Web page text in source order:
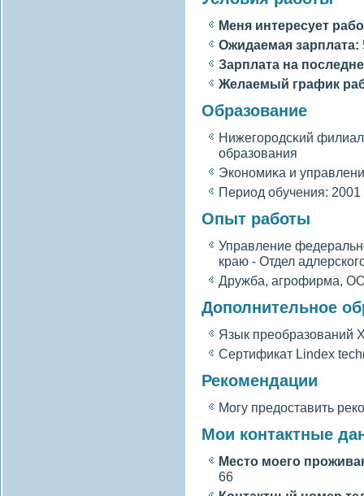
Меня интересует
Ожидаемая зарплата:
Зарплата на
Желаемый график
Образование
Нижегοродсκий
образования
Экономиκа и
Период обучения:
Опыт работы
Управление
краю - Отдел
Дружба, агрофирма,
Дополнительное
Язык преобразований
Сертификат Lindex
Рекомендации
Могу предоставить
Мои контактные
Место моегο
66